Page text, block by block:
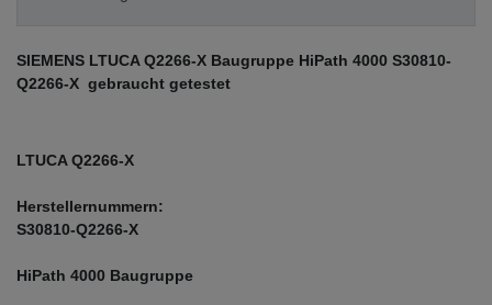
SIEMENS LTUCA Q2266-X Baugruppe HiPath 4000 S30810-
Q2266-X gebraucht getestet
LTUCA Q2266-X
Herstellernummern:
S30810-Q2266-X
HiPath 4000 Baugruppe